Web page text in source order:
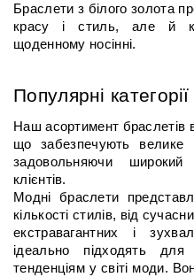
Браслети з білого золота
красу і стиль, але й
щоденному носінні.
Популярні
Наш асортимент браслетів
що забезпечують велике
задовольняючи
клієнтів.
Модні браслети
кількості стилів, від
екстравагантних і
ідеально підходять
тенденціям у світі моди.